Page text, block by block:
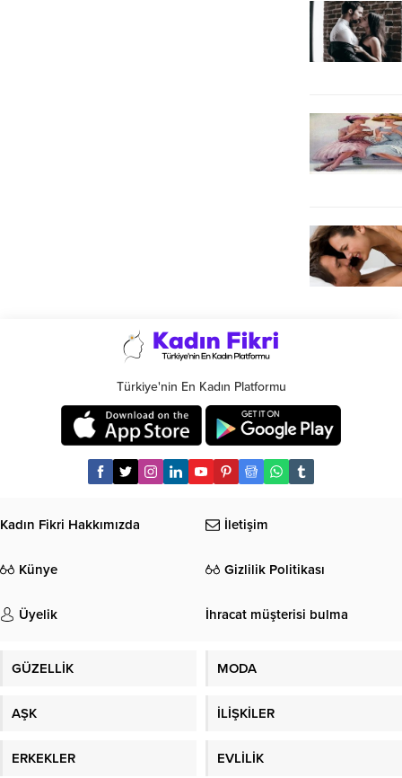
Türkiye'nin En Kadın Platformu
Kadın Fikri Hakkımızda İletişim
Künye Gizlilik Politikası
Üyelik İhracat müşterisi bulma
GÜZELLİK MODA
AŞK İLİŞKİLER
ERKEKLER EVLİLİK